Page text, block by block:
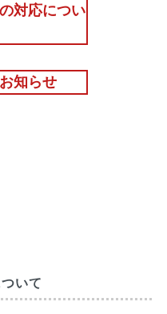
対応につい
知らせ
いて